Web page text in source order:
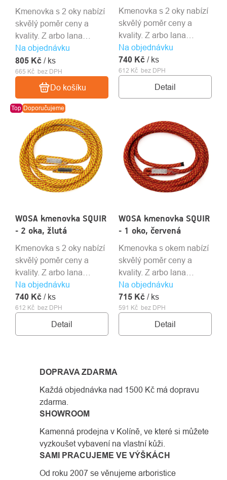
Na objednávku
665 Kč bez DPH
805 Kč / ks
Do košíku
Kmenovka s 2 oky nabízí
skvělý poměr ceny a
kvality. Z arbo lana
Courant Squir. Pevnostní
šití kryto bužírkou s
lepením.
Na objednávku
612 Kč bez DPH
740 Kč / ks
Detail
Kmenovka s 2 oky nabízí
skvělý poměr ceny a
kvality. Z arbo lana
Courant Squir. Pevnostní
šití kryto bužírkou s
lepením.
Top Doporučujeme
WOSA kmenovka SQUIR
- 2 oka, žlutá
Na objednávku
612 Kč bez DPH
740 Kč / ks
Detail
Kmenovka s 2 oky nabízí
skvělý poměr ceny a
kvality. Z arbo lana
Courant Squir. Pevnostní
šití kryto bužírkou s
lepením.
WOSA kmenovka SQUIR
- 1 oko, červená
Na objednávku
591 Kč bez DPH
715 Kč / ks
Detail
Kmenovka s okem nabízí
skvělý poměr ceny a
kvality. Z arbo lana
Courant Squir. Pevnostní
šití kryto bužírkou s
lepením.
DOPRAVA ZDARMA
Každá objednávka nad 1500 Kč má dopravu
zdarma.
SHOWROOM
Kamenná prodejna v Kolíně, ve které si můžete
vyzkoušet vybavení na vlastní kůži.
SAMI PRACUJEME VE VÝŠKÁCH
Od roku 2007 se věnujeme arboristice